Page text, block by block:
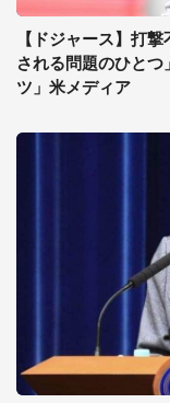
【ドジャース】打
される問題のひと
ツ」米メディア